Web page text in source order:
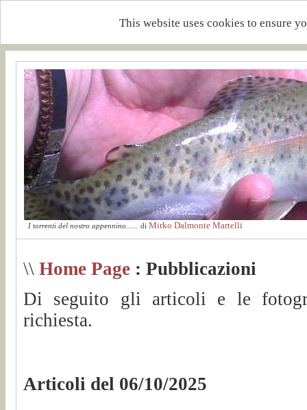
This website uses cookies to ensure
I torrenti del nostro appennino...... di Mirko Dalmonte Martelli
\\ Home Page : Pubblicazioni
Di seguito gli articoli e le
richiesta.
Articoli del 06/10/2025